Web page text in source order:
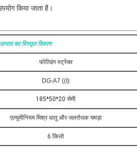
किया जाता है।
उत्पाद का विस्तृत विवरण
फोल्डिंग स्ट्रेचर
DG-A7 ((I)
185*50*20 सेमी
एल्यूमीनियम मिश्र धातु और जलरोधक चमड़ा
6 किलो